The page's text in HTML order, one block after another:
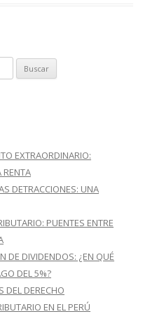
EXTRAORDINARIO:
RENTA
DETRACCIONES: UNA
PUENTES ENTRE
DE DIVIDENDOS: ¿EN QUÉ
DEL 5%?
DEL DERECHO
EN EL PERÚ